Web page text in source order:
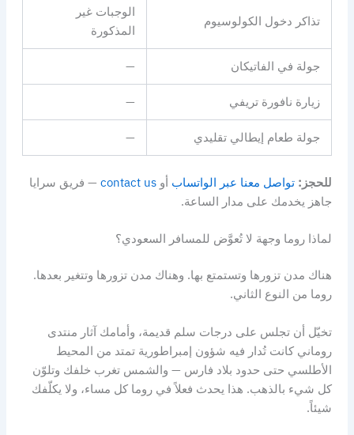
تذاكر دخول الكولوسيوم
الوجبات غير
المذكورة
جولة في الفاتيكان —
زيارة نافورة تريفي —
جولة طعام إيطالي تقليدي —
للحجز: تواصل معنا عبر الواتساب أو contact us— فريق سرايا
جاهز يخدمك على مدار الساعة.
لماذا روما وجهة لا تُعوَّض للمسافر السعودي؟
هناك مدن تزورها وتستمتع بها. وهناك مدن تزورها وتتغير بعدها.
روما من النوع الثاني.
تخيّل أن تجلس على درجات سلم قديمة، وأمامك آثار منتدى
روماني كانت تُدار فيه شؤون إمبراطورية تمتد من المحيط
الأطلسي حتى حدود بلاد فارس — والشمس تغرب خلفك وتلوّن
كل شيء بالذهب. هذا يحدث فعلاً في روما كل مساء، ولا يكلّفك
شيئاً.